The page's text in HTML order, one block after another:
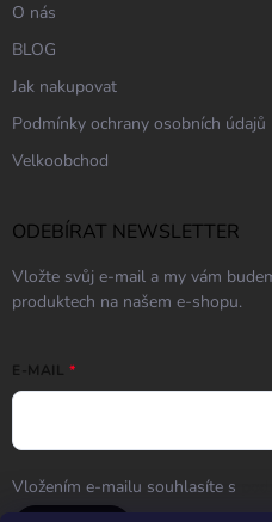
O nás
BLOG
Jak nakupovat
Podmínky ochrany osobních údajů
Velkoobchod
ODEBÍRAT NEWSLETTER
Vložte svůj e-mail a my vám
produktech na našem e-shopu.
E-MAIL
Vložením e-mailu souhlasíte s